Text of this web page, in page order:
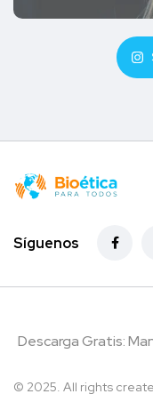
Síguenos
Descarga Gratis:
© 2025. All rights